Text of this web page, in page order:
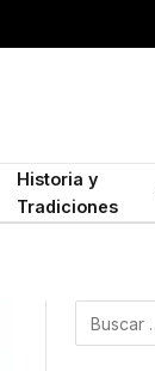
Historia y
Tradiciones